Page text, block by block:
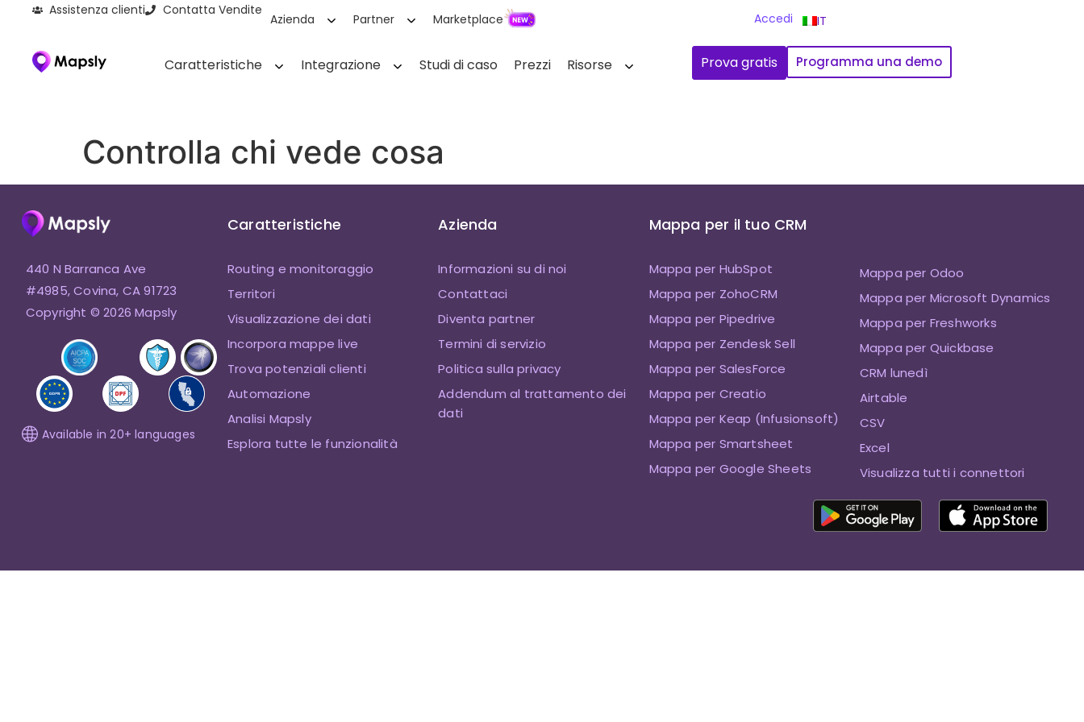
Assistenza clienti Contatta Vendite
Azienda Partner Marketplace Accedi IT
Caratteristiche Integrazione Studi di caso Prezzi Risorse Prova gratis Programma una demo
Controlla chi vede cosa
440 N Barranca Ave
#4985, Covina, CA 91723
Copyright © 2026 Mapsly
Available in 20+ languages
Caratteristiche
Routing e monitoraggio
Territori
Visualizzazione dei dati
Incorpora mappe live
Trova potenziali clienti
Automazione
Analisi Mapsly
Esplora tutte le funzionalità
Azienda
Informazioni su di noi
Contattaci
Diventa partner
Termini di servizio
Politica sulla privacy
Addendum al trattamento dei
dati
Mappa per il tuo CRM
Mappa per HubSpot
Mappa per ZohoCRM
Mappa per Pipedrive
Mappa per Zendesk Sell
Mappa per SalesForce
Mappa per Creatio
Mappa per Keap (Infusionsoft)
Mappa per Smartsheet
Mappa per Google Sheets
Mappa per Odoo
Mappa per Microsoft Dynamics
Mappa per Freshworks
Mappa per Quickbase
CRM lunedì
Airtable
CSV
Excel
Visualizza tutti i connettori